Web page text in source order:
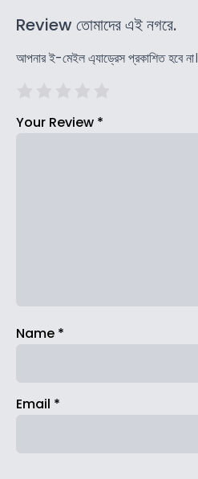
Review তোমাদের এই নগরে.
আপনার ই-মেইল এ্যাড্রেস প্রকাশিত হবে না।
Your Review *
Name *
Email *